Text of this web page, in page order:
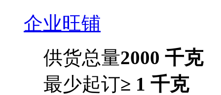
企业旺铺
供货总量2000 千克
最少起订≥ 1 千克